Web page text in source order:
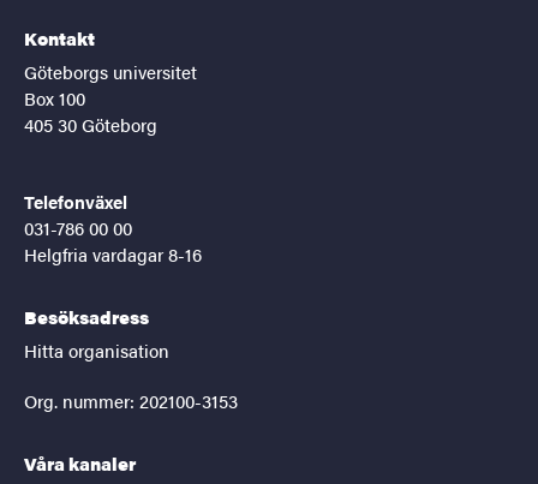
Kontakt
Göteborgs universitet
Box 100
405 30 Göteborg
Telefonväxel
031-786 00 00
Helgfria vardagar 8-16
Besöksadress
Hitta organisation
Org. nummer: 202100-3153
Våra kanaler